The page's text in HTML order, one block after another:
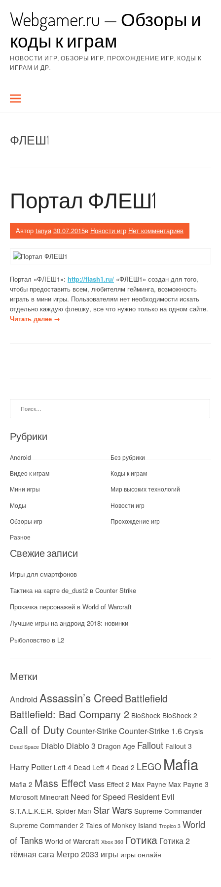
содержимому
Webgamer.ru — Обзоры и
коды к играм
НОВОСТИ ИГР, ОБЗОРЫ ИГР, ПРОХОЖДЕНИЕ ИГР, КОДЫ К
ИГРАМ И ДР.
ФЛЕШ1
Портал ФЛЕШ1
Автор tanya 30.07.2015в Новости игр Нет комментариев
Портал «ФЛЕШ1»: http://flash1.ru/ «ФЛЕШ1» создан для того,
чтобы предоставить всем, любителям гейминга, возможность
играть в мини игры. Пользователям нет необходимости искать
отдельно каждую флешку, все что нужно только на одном сайте.
Читать далее «
Л
Ш
→
Рубрики
Android
Без рубрики
Видео к играм
Коды к играм
Мини игры
Мир высоких технологий
Моды
Новости игр
Обзоры игр
Прохождение игр
Разное
Свежие записи
Игры для смартфонов
Тактика на карте de_dust2 в Counter Strike
Прокачка персонажей в World of Warcraft
Лучшие игры на андроид 2018: новинки
Рыболовство в L2
Метки
Android Assassin’s Creed Battlefield
Battlefield: Bad Company 2 BioShock BioShock 2
Call of Duty Counter-StrikeCounter-Strike 1.6 Crysis
Dead Space Diablo Diablo 3 Dragon Age Fallout Fallout 3
Harry Potter Left 4 Dead Left 4 Dead 2 LEGO Mafia
Mafia 2 Mass Effect Mass Effect 2 Max Payne Max Payne 3
Microsoft Minecraft Need for Speed Resident Evil
S.T.A.L.K.E.R. Spider-Man Star Wars Supreme Commander
Supreme Commander 2 Tales of Monkey Island Tropico 3 World
of Tanks World of Warcraft Xbox 360 Готика Готика 2
тёмная сага Метро 2033 игры игры онлайн